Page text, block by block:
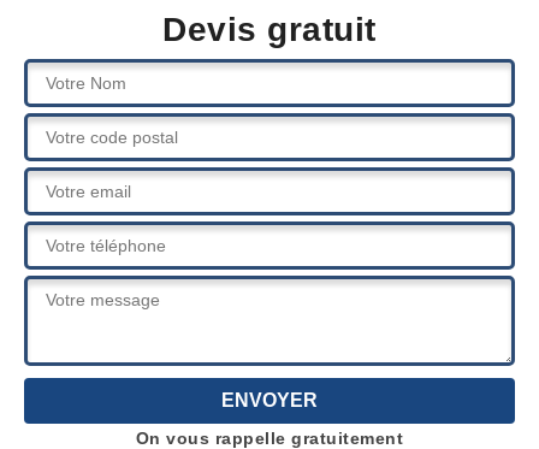
Devis gratuit
On vous rappelle gratuitement